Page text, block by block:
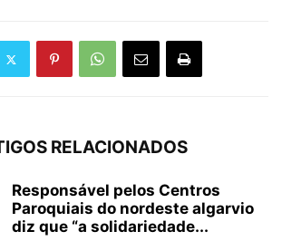
RELACIONADOS
Responsável pelos Centros
Paroquiais do nordeste algarvio
diz que “a solidariedade...